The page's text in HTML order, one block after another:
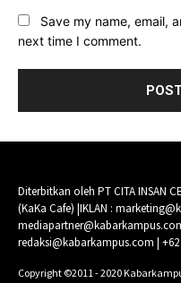
Save my name, email,
next time I comment.
Diterbitkan oleh PT CITA INSAN
(KaKa Cafe) |IKLAN :
redaksi@kabarkampus.com | +62
Copyright ©2011 - 2020